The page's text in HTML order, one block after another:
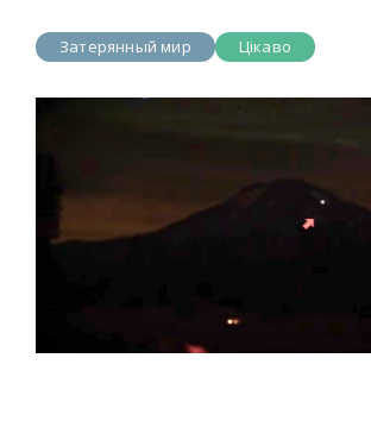
Затерянный мир Цікаво